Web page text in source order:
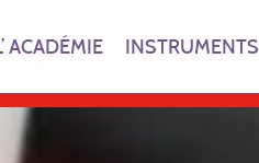
ACADÉMIE INSTRUMENTS